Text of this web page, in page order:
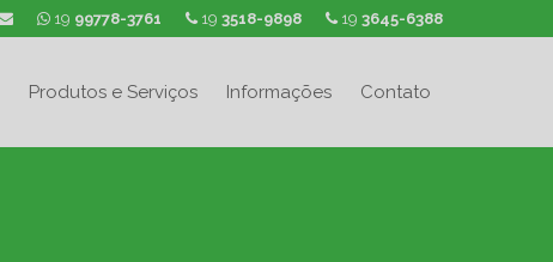
19 3645-6388
19 3518-9898
19 99778-3761
Produtos e Serviços Informações Contato